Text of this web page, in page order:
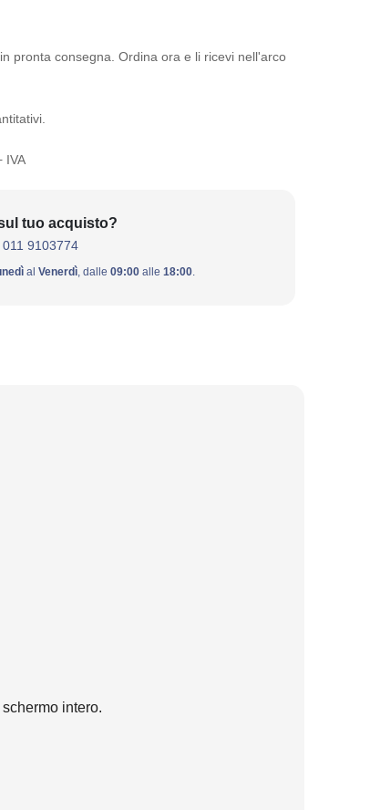
pronta consegna. Ordina ora e li ricevi nell'arco
IVA
tuo acquisto?
9103774
al Venerdì, dalle 09:00alle 18:00.
intero.